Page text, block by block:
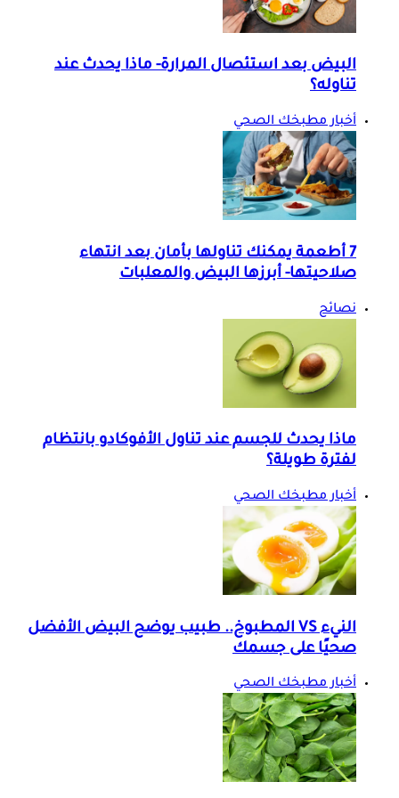
البيض بعد استئصال المرارة- ماذا يحدث عند
تناوله؟
أخبار مطبخك الصحي
7 أطعمة يمكنك تناولها بأمان بعد انتهاء
صلاحيتها- أبرزها البيض والمعلبات
نصائح
ماذا يحدث للجسم عند تناول الأفوكادو بانتظام
لفترة طويلة؟
أخبار مطبخك الصحي
النيء VS المطبوخ.. طبيب يوضح البيض الأفضل
صحيًا على جسمك
أخبار مطبخك الصحي